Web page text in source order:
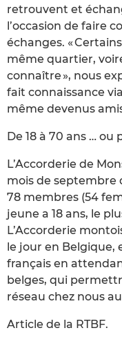
retrouvent et
l’occasion de faire
échanges. «
même quartier,
connaître », nous
fait connaissance
même devenus
De 18 à 70 ans … ou
L’Accorderie de
mois de septembre
78 membres (54
jeune a 18 ans, le
L’Accorderie
le jour en Belgique,
français en
belges, qui
réseau chez nous
Article de la RTBF.